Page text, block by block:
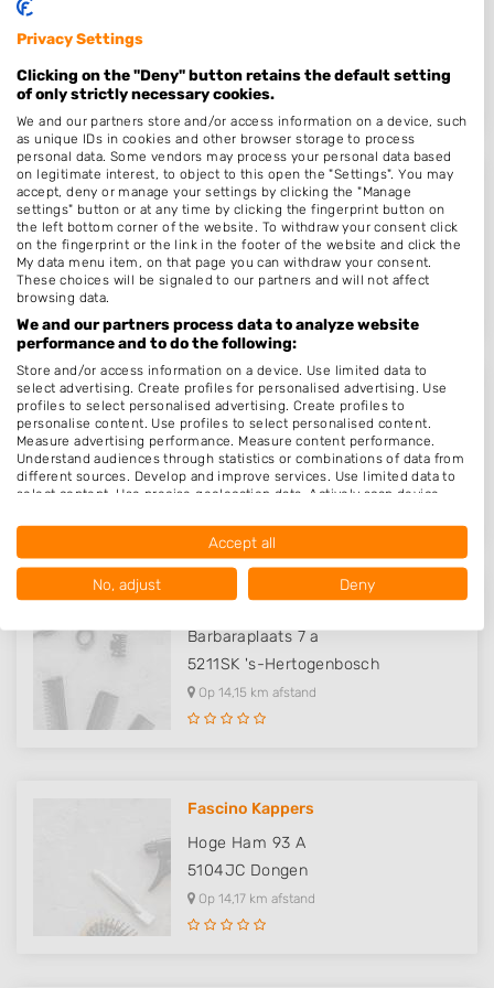
Op 12,63 km afstand
Barber Lounge Boxtel
Rechterstraat 11 a
5281BS Boxtel
Op 12,81 km afstand
M. van der Steen
Stationsplein 131
5211BP 's-Hertogenbosch
Op 13,67 km afstand
Kapper Den Bosch Orthenstraat -..
Barbaraplaats 7 a
5211SK 's-Hertogenbosch
Op 14,15 km afstand
Fascino Kappers
Hoge Ham 93 A
5104JC Dongen
Op 14,17 km afstand
Privacy Settings
Clicking on the "Deny" button retains the default setting
of only strictly necessary cookies.
We and our partners store and/or access information on a device, such
as unique IDs in cookies and other browser storage to process
personal data. Some vendors may process your personal data based
on legitimate interest, to object to this open the "Settings". You may
accept, deny or manage your settings by clicking the "Manage
settings" button or at any time by clicking the fingerprint button on
the left bottom corner of the website. To withdraw your consent click
on the fingerprint or the link in the footer of the website and click the
My data menu item, on that page you can withdraw your consent.
These choices will be signaled to our partners and will not affect
browsing data.
We and our partners process data to analyze website
performance and to do the following:
Store and/or access information on a device. Use limited data to
select advertising. Create profiles for personalised advertising. Use
profiles to select personalised advertising. Create profiles to
personalise content. Use profiles to select personalised content.
Measure advertising performance. Measure content performance.
Understand audiences through statistics or combinations of data from
different sources. Develop and improve services. Use limited data to
select content. Use precise geolocation data. Actively scan device
Data may be shared outside of the European Union and send to the
Your consent and the cookie policy applies solely to this website/app.
View Partner List (1016 IAB Vendors)
We use your data for the following purposes:
IAB processing purposes:
Store and/or access information on a device
Use limited data to select advertising
Create profiles to personalise content
Use profiles to select personalised content
Accept all
No, adjust Deny